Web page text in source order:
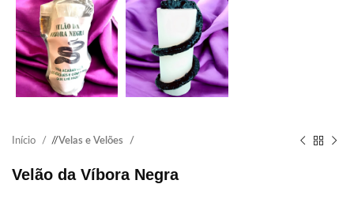
Início / Velas e Velões
Velão da Víbora Negra